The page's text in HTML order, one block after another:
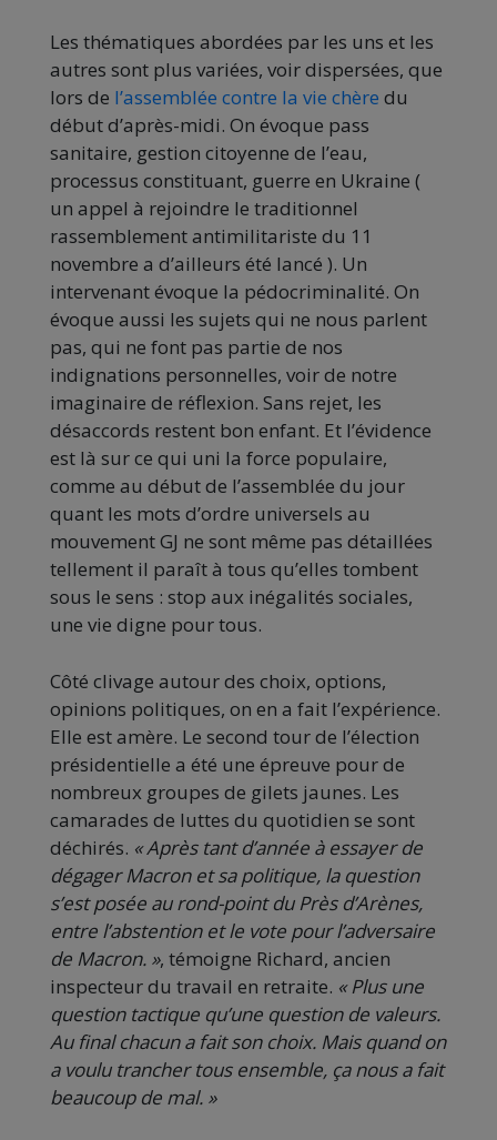
Les thématiques abordées par les uns et les
autres sont plus variées, voir dispersées, que
lors de l’assemblée contre la vie chère du
début d’après-midi. On évoque pass
sanitaire, gestion citoyenne de l’eau,
processus constituant, guerre en Ukraine (
un appel à rejoindre le traditionnel
rassemblement antimilitariste du 11
novembre a d’ailleurs été lancé ). Un
intervenant évoque la pédocriminalité. On
évoque aussi les sujets qui ne nous parlent
pas, qui ne font pas partie de nos
indignations personnelles, voir de notre
imaginaire de réflexion. Sans rejet, les
désaccords restent bon enfant. Et l’évidence
est là sur ce qui uni la force populaire,
comme au début de l’assemblée du jour
quant les mots d’ordre universels au
mouvement GJ ne sont même pas détaillées
tellement il paraît à tous qu’elles tombent
sous le sens : stop aux inégalités sociales,
une vie digne pour tous.
Côté clivage autour des choix, options,
opinions politiques, on en a fait l’expérience.
Elle est amère. Le second tour de l’élection
présidentielle a été une épreuve pour de
nombreux groupes de gilets jaunes. Les
camarades de luttes du quotidien se sont
déchirés. « Après tant d’année à essayer de
dégager Macron et sa politique, la question
s’est posée au rond-point du Près d’Arènes,
entre l’abstention et le vote pour l’adversaire
de Macron. », témoigne Richard, ancien
inspecteur du travail en retraite. « Plus une
question tactique qu’une question de valeurs.
Au final chacun a fait son choix. Mais quand on
a voulu trancher tous ensemble, ça nous a fait
beaucoup de mal. »